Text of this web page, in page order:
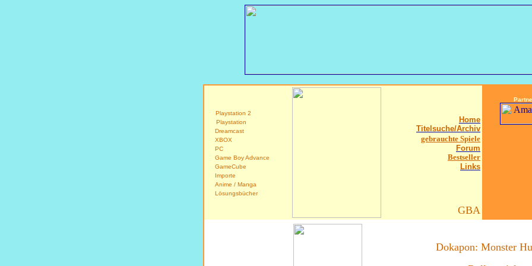
Playstation 2
Playstation
Dreamcast
XBOX
PC
Game Boy Advance
GameCube
Importe
Anime / Manga
Lösungsbücher
Home
Titelsuche/Archiv
gebrauchte Spiele
Forum
Bestseller
Links
GBA
Dokapon: Monster